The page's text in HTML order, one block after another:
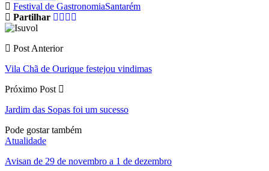
Festival de GastronomiaSantarém
Partilhar
Post Anterior
Vila Chã de Ourique festejou vindimas
Próximo Post
Jardim das Sopas foi um sucesso
Pode gostar também
Atualidade
Avisan de 29 de novembro a 1 de dezembro